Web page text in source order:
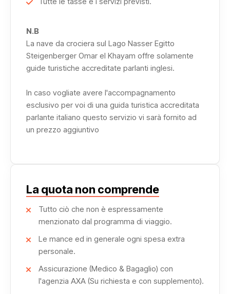
di ammirare l’immensità del Lago Nasser Egitto dalla
unisce panorami spettacolari e relax totale.
Il soggiorno sullo Steigenberger Omar el Khayam offre
crociera sul lago Nasser non solo un tour culturale, ma
anche un’esperienza di relax e lusso senza paragoni.
memoria per sempre.
N.B
La nave da crociera sul Lago Nasser Egitto
Steigenberger Omar el Khayam offre solamente
guide turistiche accreditate parlanti inglesi.
In caso vogliate avere l'accompagnamento
esclusivo per voi di una guida turistica accreditata
parlante italiano questo servizio vi sarà fornito ad
un prezzo aggiuntivo
La quota non comprende
Tutto ciò che non è espressamente
menzionato dal programma di viaggio.
Le mance ed in generale ogni spesa extra
personale.
Assicurazione (Medico & Bagaglio) con
l'agenzia AXA (Su richiesta e con supplemento).